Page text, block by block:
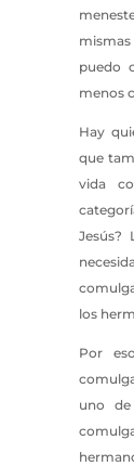
mismas
puedo
menos
Hay
que
vida
Jesús?
los
Por
uno de